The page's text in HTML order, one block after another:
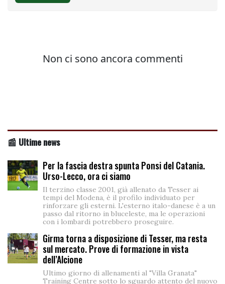
📰 Ultime news
Per la fascia destra spunta Ponsi del Catania.
Urso-Lecco, ora ci siamo
Il terzino classe 2001, già allenato da Tesser ai
tempi del Modena, è il profilo individuato per
rinforzare gli esterni. L'esterno italo-danese è a un
passo dal ritorno in bluceleste, ma le operazioni
con i lombardi potrebbero proseguire.
Girma torna a disposizione di Tesser, ma resta
sul mercato. Prove di formazione in vista
dell’Alcione
Ultimo giorno di allenamenti al "Villa Granata"
Training Centre sotto lo sguardo attento del nuovo